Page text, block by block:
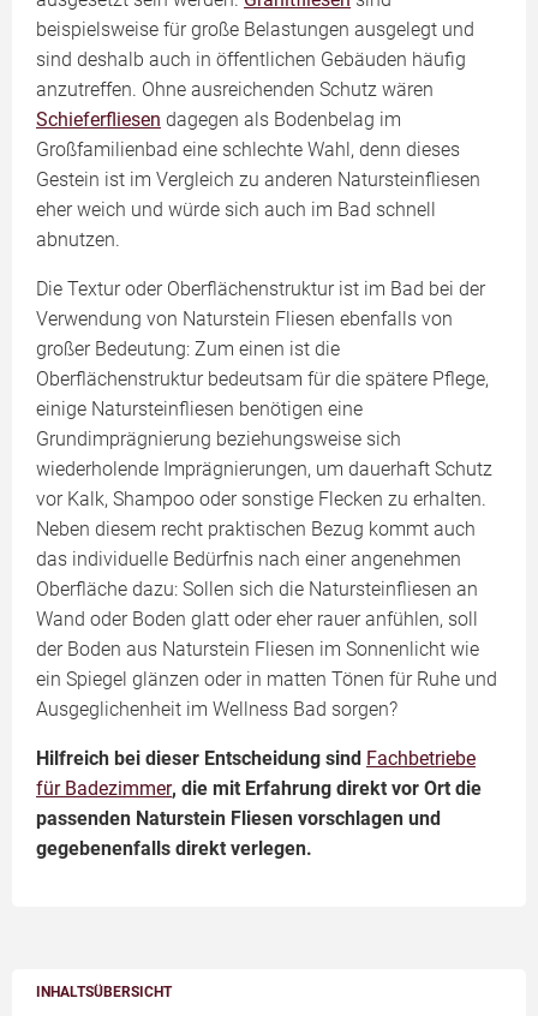
INHALTSÜBERSICHT
beispielsweise für große Belastungen ausgelegt und
sind deshalb auch in öffentlichen Gebäuden häufig
anzutreffen. Ohne ausreichenden Schutz wären
Schieferfliesen dagegen als Bodenbelag im
Großfamilienbad eine schlechte Wahl, denn dieses
Gestein ist im Vergleich zu anderen Natursteinfliesen
eher weich und würde sich auch im Bad schnell
abnutzen.
Die Textur oder Oberflächenstruktur ist im Bad bei der
Verwendung von Naturstein Fliesen ebenfalls von
großer Bedeutung: Zum einen ist die
Oberflächenstruktur bedeutsam für die spätere Pflege,
einige Natursteinfliesen benötigen eine
Grundimprägnierung beziehungsweise sich
wiederholende Imprägnierungen, um dauerhaft Schutz
vor Kalk, Shampoo oder sonstige Flecken zu erhalten.
Neben diesem recht praktischen Bezug kommt auch
das individuelle Bedürfnis nach einer angenehmen
Oberfläche dazu: Sollen sich die Natursteinfliesen an
Wand oder Boden glatt oder eher rauer anfühlen, soll
der Boden aus Naturstein Fliesen im Sonnenlicht wie
ein Spiegel glänzen oder in matten Tönen für Ruhe und
Ausgeglichenheit im Wellness Bad sorgen?
Hilfreich bei dieser Entscheidung sind Fachbetriebe
für Badezimmer, die mit Erfahrung direkt vor Ort die
passenden Naturstein Fliesen vorschlagen und
gegebenenfalls direkt verlegen.